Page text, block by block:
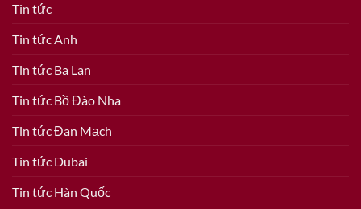
Tin tức
Tin tức Anh
Tin tức Ba Lan
Tin tức Bồ Đào Nha
Tin tức Đan Mạch
Tin tức Dubai
Tin tức Hàn Quốc